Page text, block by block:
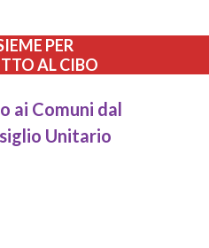
PER
AL CIBO
ai Comuni dal
Unitario